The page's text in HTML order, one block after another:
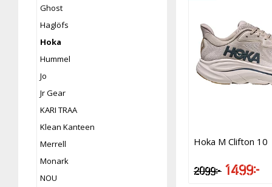
Ghost
Haglöfs
Hoka
Hummel
Jo
Jr Gear
KARI TRAA
Klean Kanteen
Merrell
Monark
NOU
Hoka M Clifton 10
2 099 kr 1 499 kr